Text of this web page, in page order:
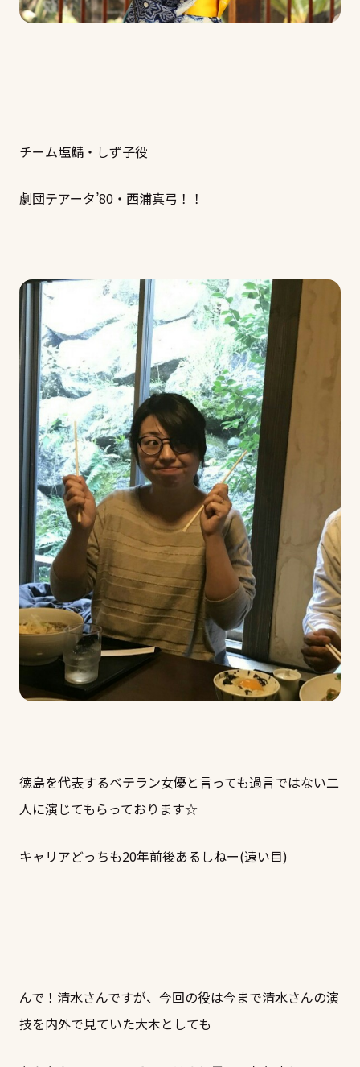
チーム塩鯖・しず子役
劇団テアータ’80・西浦真弓！！
徳島を代表するベテラン女優と言っても過言ではない二
人に演じてもらっております☆
キャリアどっちも20年前後あるしねー(遠い目)
んで！清水さんですが、今回の役は今まで清水さんの演
技を内外で見ていた大木としても